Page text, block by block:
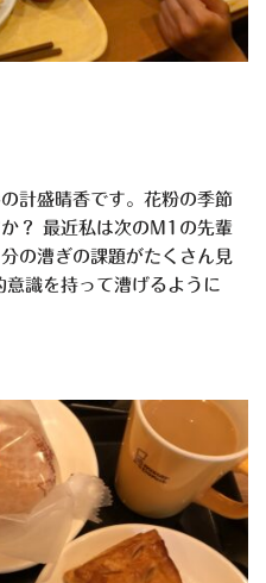
計盛晴香です。花粉の季節
？ 最近私は次のM1の先輩
の漕ぎの課題がたくさん見
識を持って漕げるように